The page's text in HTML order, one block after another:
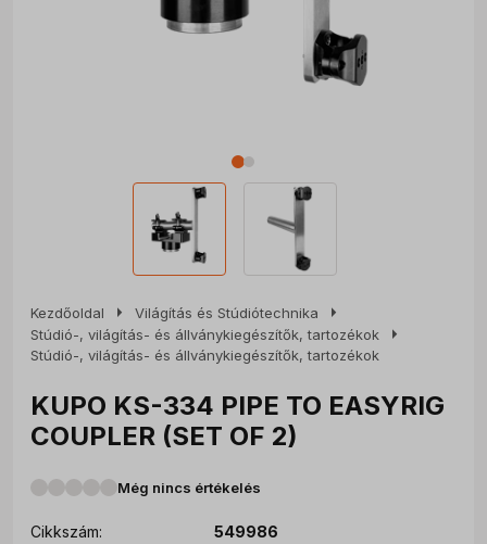
Kezdőoldal arrow_right Világítás és Stúdiótechnika arrow_right
Stúdió-, világítás- és állványkiegészítők, tartozékok arrow_right
Stúdió-, világítás- és állványkiegészítők, tartozékok
KUPO KS-334 PIPE TO EASYRIG
COUPLER (SET OF 2)
Még nincs értékelés
Cikkszám:
549986